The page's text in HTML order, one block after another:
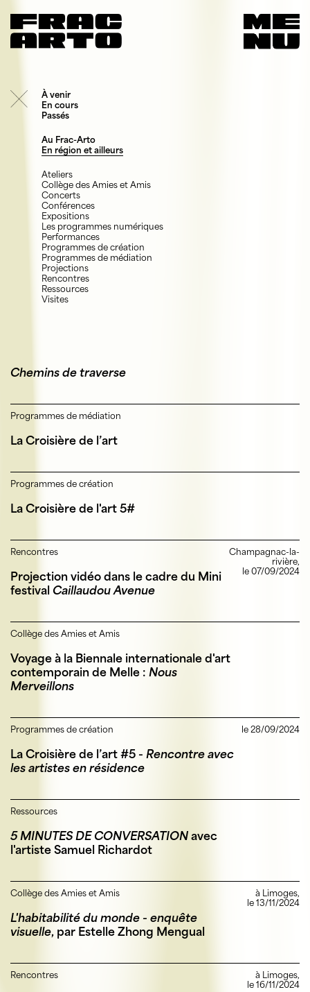
Chemins de traverse
Programmes de médiation
La Croisière de l’art
Programmes de création
La Croisière de l'art 5#
Rencontres
Projection vidéo dans le cadre du Mini
festival Caillaudou Avenue
Champagnac-la-
rivière,
le 07/09/2024
Collège des Amies et Amis
Voyage à la Biennale internationale d'art
contemporain de Melle : Nous
Merveillons
Programmes de création
La Croisière de l’art #5 - Rencontre avec
les artistes en résidence
le 28/09/2024
Ressources
5 MINUTES DE CONVERSATION avec
l'artiste Samuel Richardot
Collège des Amies et Amis
L'habitabilité du monde - enquête
visuelle, par Estelle Zhong Mengual
à Limoges,
le 13/11/2024
Rencontres
à Limoges,
le 16/11/2024
À venir
En cours
Passés
Au Frac-Arto
En région et ailleurs
Ateliers
Collège des Amies et Amis
Concerts
Conférences
Expositions
Les programmes numériques
Performances
Programmes de création
Programmes de médiation
Projections
Rencontres
Ressources
Visites